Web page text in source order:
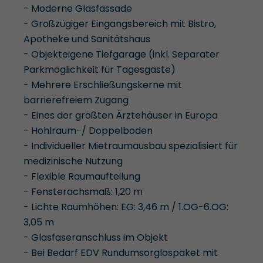
- Moderne Glasfassade
- Großzügiger Eingangsbereich mit Bistro,
Apotheke und Sanitätshaus
- Objekteigene Tiefgarage (inkl. Separater
Parkmöglichkeit für Tagesgäste)
- Mehrere Erschließungskerne mit
barrierefreiem Zugang
- Eines der größten Ärztehäuser in Europa
- Hohlraum-/ Doppelboden
- Individueller Mietraumausbau spezialisiert für
medizinische Nutzung
- Flexible Raumaufteilung
- Fensterachsmaß: 1,20 m
- Lichte Raumhöhen: EG: 3,46 m / 1.OG-6.OG:
3,05 m
- Glasfaseranschluss im Objekt
- Bei Bedarf EDV Rundumsorglospaket mit